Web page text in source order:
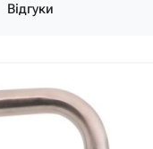
Відгуки